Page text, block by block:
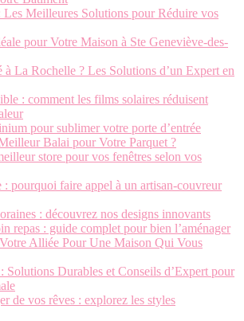
Meilleures Solutions pour Réduire vos
pour Votre Maison à Ste Geneviève-des-
La Rochelle ? Les Solutions d’un Expert en
: comment les films solaires réduisent
pour sublimer votre porte d’entrée
Balai pour Votre Parquet ?
store pour vos fenêtres selon vos
pourquoi faire appel à un artisan-couvreur
: découvrez nos designs innovants
repas : guide complet pour bien l’aménager
Alliée Pour Une Maison Qui Vous
Solutions Durables et Conseils d’Expert pour
de vos rêves : explorez les styles